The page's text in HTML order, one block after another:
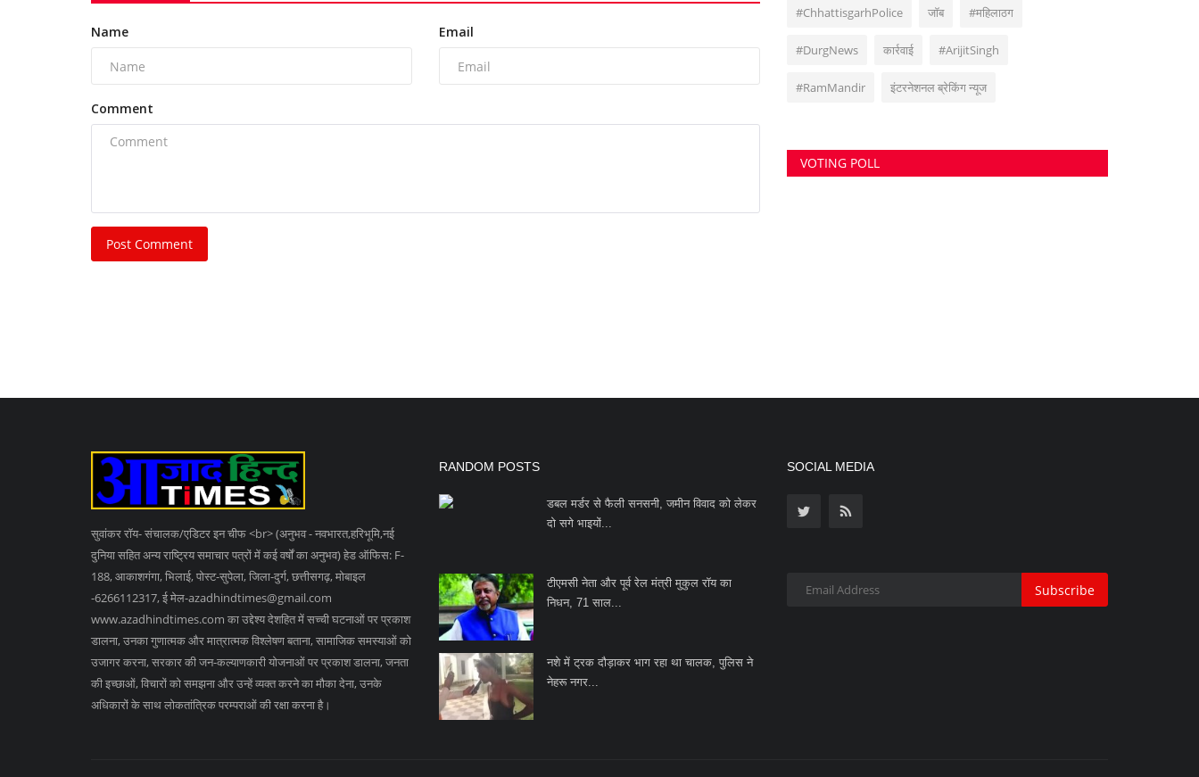
Name Email
Comment
Post Comment
#ChhattisgarhPolice जॉब #महिलाठग
#DurgNews कार्रवाई #ArijitSingh
#RamMandir इंटरनेशनल ब्रेकिंग न्यूज
VOTING POLL
सुवांकर रॉय- संचालक/एडिटर इन चीफ <br> (अनुभव - नवभारत,हरिभूमि,नई
दुनिया सहित अन्य राष्ट्रिय समाचार पत्रों में कई वर्षों का अनुभव) हेड ऑफिस: F-
188, आकाशगंगा, भिलाई, पोस्ट-सुपेला, जिला-दुर्ग, छत्तीसगढ़, मोबाइल
-6266112317, ई मेल-azadhindtimes@gmail.com
www.azadhindtimes.com का उद्देश्य देशहित में सच्ची घटनाओं पर प्रकाश
डालना, उनका गुणात्मक और मात्रात्मक विश्लेषण बताना, सामाजिक समस्याओं को
उजागर करना, सरकार की जन-कल्याणकारी योजनाओं पर प्रकाश डालना, जनता
की इच्छाओं, विचारों को समझना और उन्हें व्यक्त करने का मौका देना, उनके
अधिकारों के साथ लोकतांत्रिक परम्पराओं की रक्षा करना है।
RANDOM POSTS
डबल मर्डर से फैली सनसनी, जमीन विवाद को लेकर
दो सगे भाइयों...
टीएमसी नेता और पूर्व रेल मंत्री मुकुल रॉय का
निधन, 71 साल...
नशे में ट्रक दौड़ाकर भाग रहा था चालक, पुलिस ने
नेहरू नगर...
SOCIAL MEDIA
Subscribe